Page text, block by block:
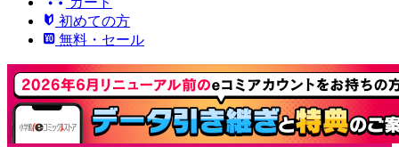
初めての方
無料・セール